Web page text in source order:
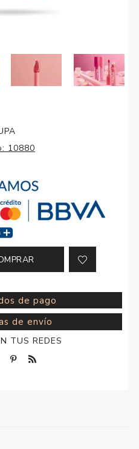
10880
de pago
de envío
TUS REDES